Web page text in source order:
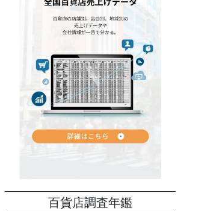
百貨店調査年鑑